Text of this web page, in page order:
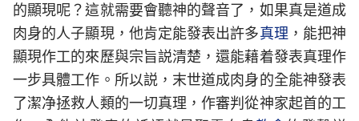
的顯現呢？這就需要會聽神的聲音了，如果真是道成
肉身的人子顯現，他肯定能發表出許多真理 ，能把神
顯現作工的來歷與宗旨説清楚，還能藉着發表真理作
一步具體工作。所以説，末世道成肉身的全能神發表
了潔净拯救人類的一切真理，作審判從神家起首的工